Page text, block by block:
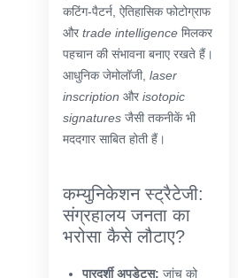
कटिंग-पैटर्न, ऐतिहासिक फोटोग्राफ
और trade intelligence मिलकर
पहचान की संभावना बनाए रखते हैं।
आधुनिक जेमोलॉजी, laser
inscription और isotopic
signatures जैसी तकनीकें भी
मददगार साबित होती हैं।
कम्युनिकेशन स्ट्रैटेजी:
संग्रहालय जनता का
भरोसा कैसे लौटाए?
पारदर्शी अपडेट्स: जांच को